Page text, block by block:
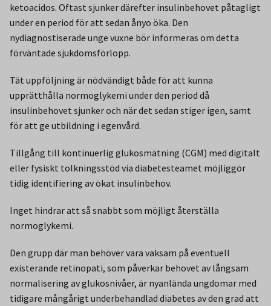
ketoacidos. Oftast sjunker därefter insulinbehovet påtagligt
under en period för att sedan ånyo öka. Den
nydiagnostiserade unge vuxne bör informeras om detta
förväntade sjukdomsförlopp.
Tät uppföljning är nödvändigt både för att kunna
upprätthålla normoglykemi under den period då
insulinbehovet sjunker och när det sedan stiger igen, samt
för att ge utbildning i egenvård.
Tillgång till kontinuerlig glukosmätning (CGM) med digitalt
eller fysiskt tolkningsstöd via diabetesteamet möjliggör
tidig identifiering av ökat insulinbehov.
Inget hindrar att så snabbt som möjligt återställa
normoglykemi.
Den grupp där man behöver vara vaksam på eventuell
existerande retinopati, som påverkar behovet av långsam
normalisering av glukosnivåer, är nyanlända ungdomar med
tidigare mångårigt underbehandlad diabetes av den grad att